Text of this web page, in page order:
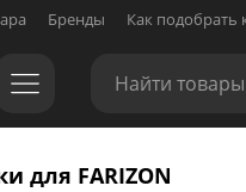
Бренды Как подобрать
для FARIZON